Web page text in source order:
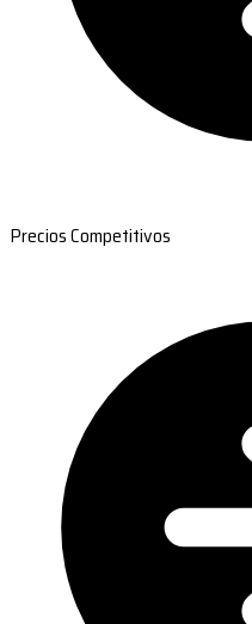
Precios Competitivos